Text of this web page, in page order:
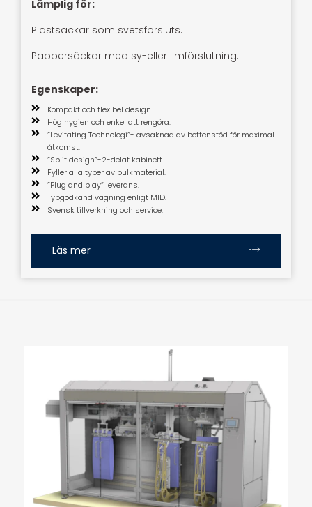
Lämplig för:
Plastsäckar som svetsförsluts.
Pappersäckar med sy-eller limförslutning.
Egenskaper:
Kompakt och flexibel design.
Hög hygien och enkel att rengöra.
”Levitating Technologi”- avsaknad av bottenstöd för maximal
åtkomst.
”Split design”-2-delat kabinett.
Fyller alla typer av bulkmaterial.
”Plug and play” leverans.
Typgodkänd vägning enligt MID.
Svensk tillverkning och service.
Läs mer